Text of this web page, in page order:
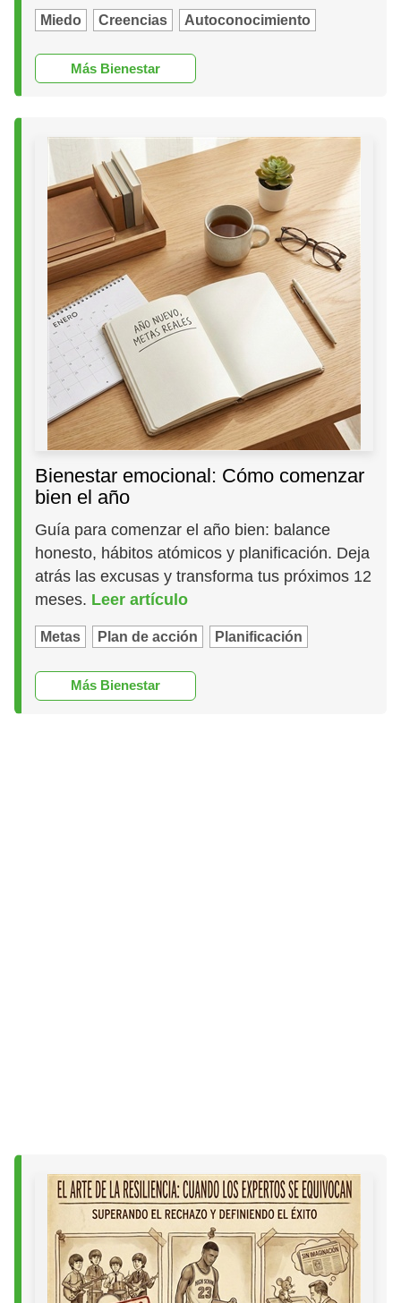
Miedo Creencias Autoconocimiento
Más Bienestar
Bienestar emocional: Cómo comenzar
bien el año
Guía para comenzar el año bien: balance
honesto, hábitos atómicos y planificación. Deja
atrás las excusas y transforma tus próximos 12
meses. Leer artículo
Metas Plan de acción Planificación
Más Bienestar